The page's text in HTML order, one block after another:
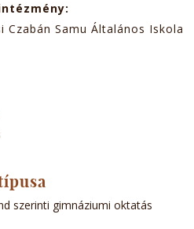
Czabán Samu Általános Iskola
szerinti gimnáziumi oktatás